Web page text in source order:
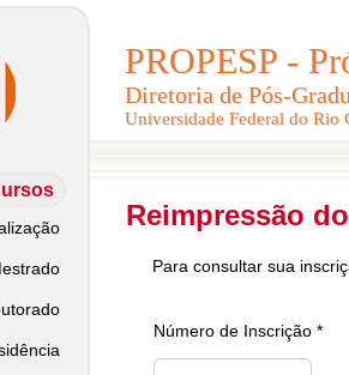
PROPESP -
Diretoria de Pós-
Universidade Federal do Rio
PROPESP -
Diretoria de Pós-
Universidade Federal do Rio
Reimpressão
Para consultar sua
Número de Inscrição *